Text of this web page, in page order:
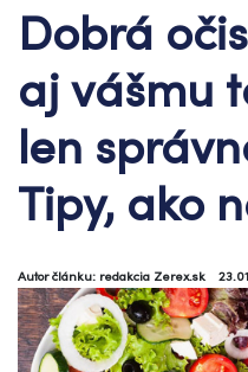
Dobrá
aj vášmu
len
Tipy, ako
Autor článku: redakcia Zerex.sk